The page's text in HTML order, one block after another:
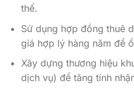
thế.
Sử dụng hợp đồng thuê
giá hợp lý hàng năm để
Xây dựng thương hiệu
dịch vụ) để tăng tính